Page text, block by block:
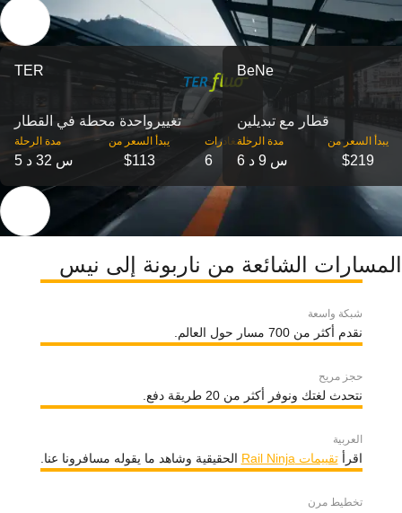
TER
تغییرواحدة محطة في القطار
مدة الرحلة
5 س 32 د
‎يبدأ السعر من
$113
‎المغادرات
6
BeNe
قطار مع تبديلين
مدة الرحلة
6 س 9 د
‎يبدأ السعر من
$219
المسارات الشائعة من ناربونة إلى نيس
شبكة واسعة
نقدم أكثر من 700 مسار حول العالم.
حجز مريح
نتحدث لغتك ونوفر أكثر من 20 طريقة دفع.
العربية
اقرأتقييمات Rail Ninja الحقيقية وشاهد ما يقوله مسافرونا عنا.
تخطيط مرن